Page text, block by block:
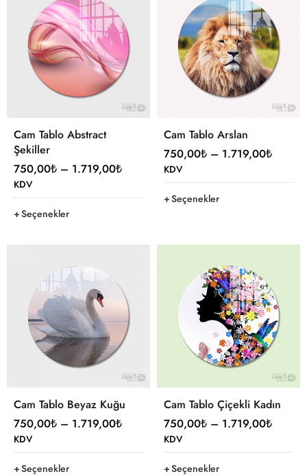
Cam Tablo Abstract
Şekiller
750,00₺ – 1.719,00₺
KDV
Seçenekler
Cam Tablo Arslan
750,00₺ – 1.719,00₺
KDV
Seçenekler
Cam Tablo Beyaz Kuğu
750,00₺ – 1.719,00₺
KDV
Seçenekler
Cam Tablo Çiçekli Kadın
750,00₺ – 1.719,00₺
KDV
Seçenekler